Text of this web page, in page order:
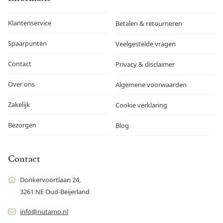
Klantenservice
Spaarpunten
Contact
Over ons
Zakelijk
Bezorgen
Betalen & retourneren
Veelgestelde vragen
Privacy & disclaimer
Algemene voorwaarden
Cookie verklaring
Blog
Contact
Donkervoortlaan 24,
3261 NE Oud-Beijerland
info@nutamo.nl